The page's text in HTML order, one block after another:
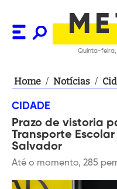
Quinta-
Home / Notícias /
CIDADE
Prazo de vistoria
Transporte
Salvador
Até o momento, 285